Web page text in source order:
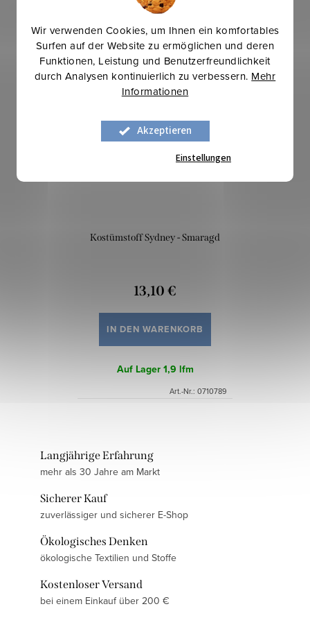
Wir verwenden Cookies, um Ihnen ein komfortables
Surfen auf der Website zu ermöglichen und deren
Funktionen, Leistung und Benutzerfreundlichkeit
durch Analysen kontinuierlich zu verbessern. Mehr
Informationen
Akzeptieren
Einstellungen
Verwandte Produkte
Mehr für weniger
Kostümstoff Sydney - Smaragd
13,10 €
IN DEN WARENKORB
Auf Lager1,9 lfm
Art.-Nr.: 0710789
Langjährige Erfahrung
mehr als 30 Jahre am Markt
Sicherer Kauf
zuverlässiger und sicherer E-Shop
Ökologisches Denken
ökologische Textilien und Stoffe
Kostenloser Versand
bei einem Einkauf über 200 €